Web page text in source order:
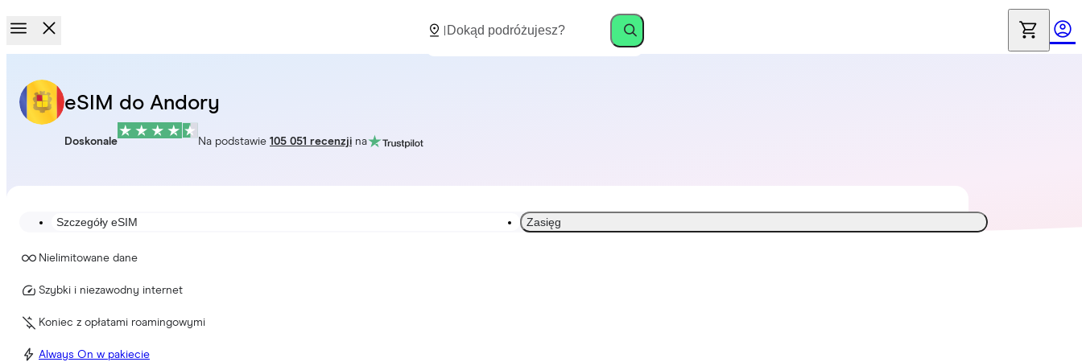
eSIM do Andory
Doskonale Na podstawie 105 051 recenzji na
Szczegóły eSIM Zasięg
Nielimitowane dane
Szybki i niezawodny internet
Koniec z opłatami roamingowymi
Always On w pakiecie